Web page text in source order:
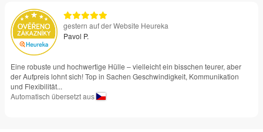
gestern auf der Website Heureka
Pavol P.
Eine robuste und hochwertige Hülle – vielleicht ein bisschen teurer, aber
der Aufpreis lohnt sich! Top in Sachen Geschwindigkeit, Kommunikation
und Flexibilität...
Automatisch übersetzt aus